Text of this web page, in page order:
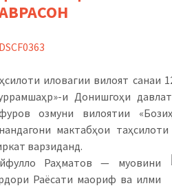
иловагии вилоят санаи
и Донишгоҳи
озмуни вилоятии
мактабҳои
варзиданд.
Раҳматов — муовини
Раёсати маориф ва илми